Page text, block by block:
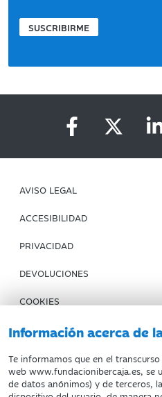
Información acerca de
Te informamos que en el
web www.fundacionibercaja.es, se
de datos anónimos) y de terceros,
SUSCRIBIRME
AVISO LEGAL
ACCESIBILIDAD
PRIVACIDAD
DEVOLUCIONES
COOKIES
CONDICIONES DE COMPRA
IBERCAJA BANCO